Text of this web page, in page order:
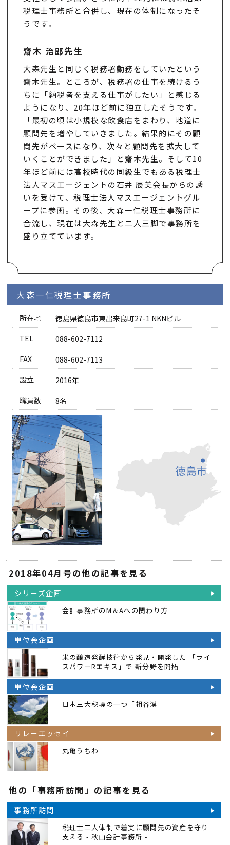
税理士事務所と合併し、現在の体制になったそ
うです。
齋木 治郎先生
大森先生と同じく税務署勤務をしていたという
齋木先生。ところが、税務署の仕事を続けるう
ちに「納税者を支える仕事がしたい」と感じる
ようになり、20年ほど前に独立したそうです。
「最初の頃は小規模な飲食店をまわり、地道に
顧問先を増やしていきました。結果的にその顧
問先がベースになり、次々と顧問先を拡大して
いくことができました」と齋木先生。そして10
年ほど前には高校時代の同級生でもある税理士
法人マスエージェントの石井 辰美会長からの誘
いを受けて、税理士法人マスエージェントグル
ープに参画。その後、大森一仁税理士事務所に
合流し、現在は大森先生と二人三脚で事務所を
盛り立てています。
大森一仁税理士事務所
所在地
徳島県徳島市東出来島町27-1 NKNビル
TEL
088-602-7112
FAX
088-602-7113
設立
2016年
職員数
8名
2018年04月号の他の記事を見る
シリーズ企画
会計事務所のM＆Aへの関わり方
単位会企画
米の醸造発酵技術から発見・開発した 「ライ
スパワーRエキス」で 新分野を開拓
単位会企画
日本三大秘境の一つ「祖谷渓」
リレーエッセイ
丸亀うちわ
他の「事務所訪問」の記事を見る
事務所訪問
税理士二人体制で着実に顧問先の資産を守り
支える - 秋山会計事務所 -